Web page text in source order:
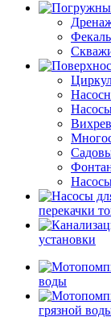
перекачки
установки
воды
грязной